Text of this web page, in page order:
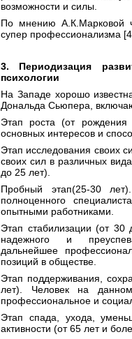
возможности и силы.
По мнению А.К.Марковой
супер профессионализма
3. Периодизация
психологии
На Западе хорошо
Дональда Сьюпера,
Этап роста (от рождения
основных интересов и
Этап исследования своих
своих сил в различных
до 25 лет).
Пробный этап(25-30
полноценного
опытными работниками.
Этап стабилизации (от 30
надежного и
дальнейшее
позиций в обществе.
Этап поддерживания,
лет). Человек на данном
профессиональное и
Этап спада, ухода,
активности (от 65 лет и